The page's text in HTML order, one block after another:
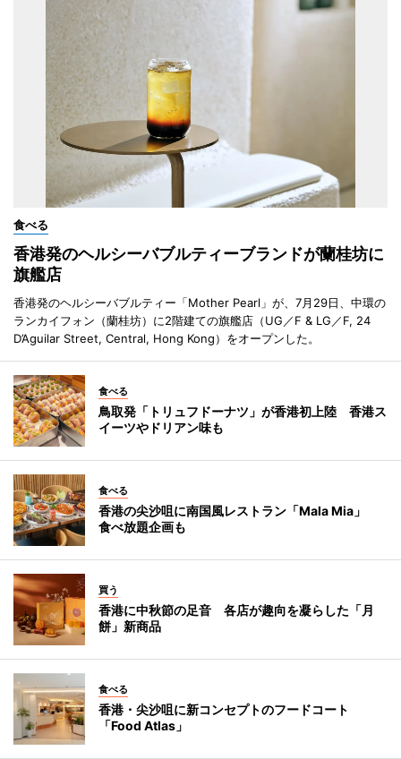
食べる
香港発のヘルシーバブルティーブランドが蘭桂坊に
旗艦店
香港発のヘルシーバブルティー「Mother Pearl」が、7月29日、中環の
ランカイフォン（蘭桂坊）に2階建ての旗艦店（UG／F & LG／F, 24
D’Aguilar Street, Central, Hong Kong）をオープンした。
食べる
鳥取発「トリュフドーナツ」が香港初上陸 香港ス
イーツやドリアン味も
食べる
香港の尖沙咀に南国風レストラン「Mala Mia」
食べ放題企画も
買う
香港に中秋節の足音 各店が趣向を凝らした「月
餅」新商品
食べる
香港・尖沙咀に新コンセプトのフードコート
「Food Atlas」